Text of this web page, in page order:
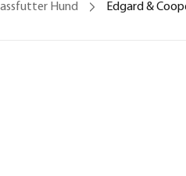
Hund Edgard &